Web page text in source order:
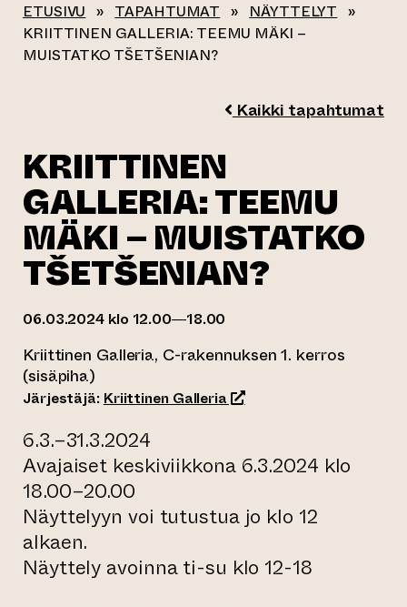
ETUSIVU » TAPAHTUMAT » NÄYTTELYT »
KRIITTINEN GALLERIA: TEEMU MÄKI –
MUISTATKO TŠETŠENIAN?
Kaikki tapahtumat
KRIITTINEN
GALLERIA: TEEMU
MÄKI – MUISTATKO
TŠETŠENIAN?
06.03.2024 klo 12.00—18.00
Kriittinen Galleria, C-rakennuksen 1. kerros
(sisäpiha)
Järjestäjä: Kriittinen Galleria(siirtyy toiseen
6.3.–31.3.2024
Avajaiset keskiviikkona 6.3.2024 klo
18.00–20.00
Näyttelyyn voi tutustua jo klo 12
alkaen.
Näyttely avoinna ti-su klo 12-18